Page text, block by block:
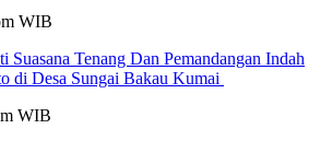
WIB
Tenang Dan Pemandangan Indah
di Desa Sungai Bakau Kumai
WIB